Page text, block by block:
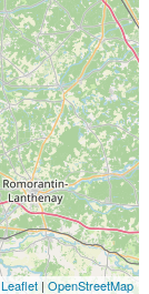
Leaflet |OpenStreetMap